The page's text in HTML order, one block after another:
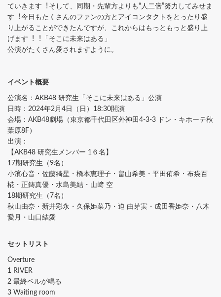
ていきます︕そして、同期・先輩⽅よりも“⼈⼆倍”努⼒してみせま
す︕今⽇もたくさんのファンの⽅とアイコンタクトをとったり盛
り上がることができたんですが、これからはもっともっと盛り上
げます︕︕「そこに未来はある」
公演がたくさん愛されますように。
イベント概要
公演名：AKB48 研究⽣「そこに未来はある」公演
⽇時：2024年2⽉4⽇（⽇）18:30開演
会場：AKB48劇場（東京都千代⽥区外神⽥4-3-3 ドン・キホーテ秋
葉原8F）
出演：
【AKB48 研究⽣メンバー 1６名】
17期研究⽣（9名）
⼩濱⼼⾳・佐藤綺星・橋本恵理⼦・畠⼭希美・平⽥侑希・布袋百
椛・正鋳真優・⽔島美結・⼭﨑 空
18期研究⽣（7名）
秋⼭由奈・新井彩永・久保姫菜乃・迫 由芽実・成⽥⾹姫奈・⼋⽊
愛⽉・⼭⼝結愛
セットリスト
Overture
1 RIVER
2 最終ベルが鳴る
3 Waiting room